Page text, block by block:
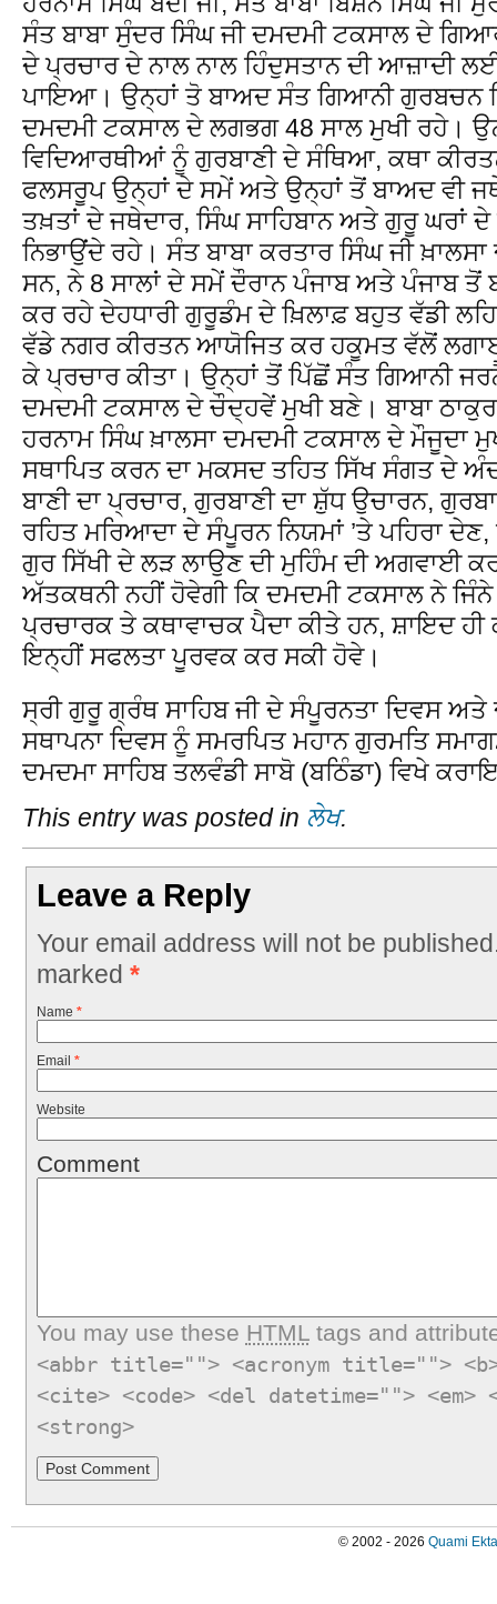
ਸੰਤ ਬਾਬਾ ਸੁੰਦਰ ਸਿੰਘ ਜੀ ਦਮਦਮੀ ਟਕਸਾਲ ਦੇ
ਦੇ ਪ੍ਰਚਾਰ ਦੇ ਨਾਲ ਨਾਲ ਹਿੰਦੁਸਤਾਨ ਦੀ ਆਜ਼ਾਦੀ
ਪਾਇਆ। ਉਨ੍ਹਾਂ ਤੋ ਬਾਅਦ ਸੰਤ ਗਿਆਨੀ ਗੁਰਬਚਨ
ਦਮਦਮੀ ਟਕਸਾਲ ਦੇ ਲਗਭਗ 48 ਸਾਲ ਮੁਖੀ ਰਹੇ।
ਵਿਦਿਆਰਥੀਆਂ ਨੂੰ ਗੁਰਬਾਣੀ ਦੇ ਸੰਥਿਆ, ਕਥਾ
ਫਲਸਰੂਪ ਉਨ੍ਹਾਂ ਦੇ ਸਮੇਂ ਅਤੇ ਉਨ੍ਹਾਂ ਤੋਂ ਬਾਅਦ ਵੀ
ਤਖ਼ਤਾਂ ਦੇ ਜਥੇਦਾਰ, ਸਿੰਘ ਸਾਹਿਬਾਨ ਅਤੇ ਗੁਰੂ ਘਰਾਂ
ਨਿਭਾਉਂਦੇ ਰਹੇ। ਸੰਤ ਬਾਬਾ ਕਰਤਾਰ ਸਿੰਘ ਜੀ
ਸਨ, ਨੇ 8 ਸਾਲਾਂ ਦੇ ਸਮੇਂ ਦੌਰਾਨ ਪੰਜਾਬ ਅਤੇ ਪੰਜਾਬ ਤੋਂ
ਕਰ ਰਹੇ ਦੇਹਧਾਰੀ ਗੁਰੂਡੰਮ ਦੇ ਖ਼ਿਲਾਫ਼ ਬਹੁਤ ਵੱਡੀ
ਵੱਡੇ ਨਗਰ ਕੀਰਤਨ ਆਯੋਜਿਤ ਕਰ ਹਕੂਮਤ ਵੱਲੋਂ
ਕੇ ਪ੍ਰਚਾਰ ਕੀਤਾ। ਉਨ੍ਹਾਂ ਤੋਂ ਪਿੱਛੋਂ ਸੰਤ ਗਿਆਨੀ
ਦਮਦਮੀ ਟਕਸਾਲ ਦੇ ਚੌਦ੍ਹਵੇਂ ਮੁਖੀ ਬਣੇ। ਬਾਬਾ
ਹਰਨਾਮ ਸਿੰਘ ਖ਼ਾਲਸਾ ਦਮਦਮੀ ਟਕਸਾਲ ਦੇ ਮੌਜੂਦਾ
ਸਥਾਪਿਤ ਕਰਨ ਦਾ ਮਕਸਦ ਤਹਿਤ ਸਿੱਖ ਸੰਗਤ ਦੇ
ਬਾਣੀ ਦਾ ਪ੍ਰਚਾਰ, ਗੁਰਬਾਣੀ ਦਾ ਸ਼ੁੱਧ ਉਚਾਰਨ,
ਰਹਿਤ ਮਰਿਆਦਾ ਦੇ ਸੰਪੂਰਨ ਨਿਯਮਾਂ ’ਤੇ ਪਹਿਰਾ
ਗੁਰ ਸਿੱਖੀ ਦੇ ਲੜ ਲਾਉਣ ਦੀ ਮੁਹਿੰਮ ਦੀ ਅਗਵਾਈ
ਅੱਤਕਥਨੀ ਨਹੀਂ ਹੋਵੇਗੀ ਕਿ ਦਮਦਮੀ ਟਕਸਾਲ ਨੇ ਜਿੰਨੇ
ਪ੍ਰਚਾਰਕ ਤੇ ਕਥਾਵਾਚਕ ਪੈਦਾ ਕੀਤੇ ਹਨ, ਸ਼ਾਇਦ
ਇਨ੍ਹੀਂ ਸਫਲਤਾ ਪੂਰਵਕ ਕਰ ਸਕੀ ਹੋਵੇ।
ਸ੍ਰੀ ਗੁਰੂ ਗ੍ਰੰਥ ਸਾਹਿਬ ਜੀ ਦੇ ਸੰਪੂਰਨਤਾ ਦਿਵਸ
ਸਥਾਪਨਾ ਦਿਵਸ ਨੂੰ ਸਮਰਪਿਤ ਮਹਾਨ ਗੁਰਮਤਿ
ਦਮਦਮਾ ਸਾਹਿਬ ਤਲਵੰਡੀ ਸਾਬੋ (ਬਠਿੰਡਾ) ਵਿਖੇ
This entry was posted in ਲੇਖ.
Leave a Reply
Your email address will not be
marked *
Name *
Email *
Website
Comment
You may use these HTMLtags and
<abbr title=""> <acronym title="">
<cite> <code> <del datetime="">
<strong>
© 2002 - 2026 Quami